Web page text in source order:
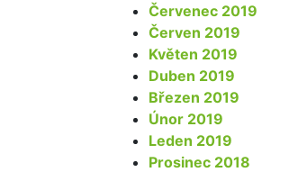
Červenec 2019
Červen 2019
Květen 2019
Duben 2019
Březen 2019
Únor 2019
Leden 2019
Prosinec 2018